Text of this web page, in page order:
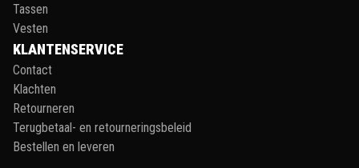
Tassen
Vesten
KLANTENSERVICE
Contact
Klachten
Retourneren
Terugbetaal- en retourneringsbeleid
Bestellen en leveren